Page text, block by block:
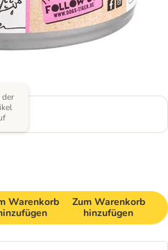
der
Warenkorb
Zum Warenkorb
hinzufügen